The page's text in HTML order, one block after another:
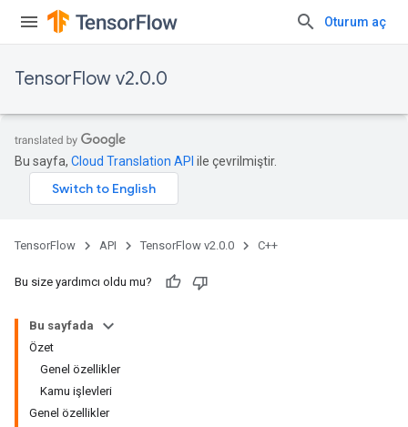
Oturum aç
TensorFlow v2.0.0
Bu sayfa, Cloud Translation API ile çevrilmiştir.
TensorFlow API TensorFlow v2.0.0 C++
Bu size yardımcı oldu mu?
Bu sayfada
Özet
Genel özellikler
Kamu işlevleri
Genel özellikler